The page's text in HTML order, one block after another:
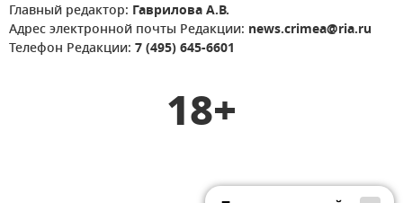
Главный редактор: Гаврилова А.В.
Адрес электронной почты Редакции: news.crimea@ria.ru
Телефон Редакции: 7 (495) 645-6601
18+